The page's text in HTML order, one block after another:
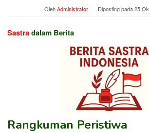
OlehAdministrator Diposting pada25
Sastradalam Berita
Rangkuman Peristiwa